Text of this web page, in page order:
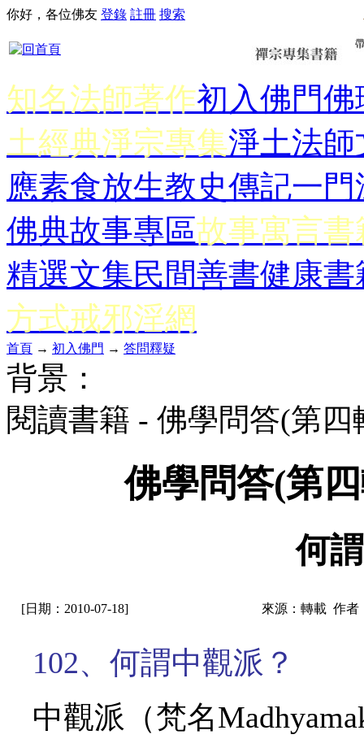
你好，各位佛友 登錄 註冊 搜索
知名法師著作初入佛門佛
土經典淨宗專集淨土法師
應素食放生教史傳記一門
佛典故事專區故事寓言書
精選文集民間善書健康書
方式戒邪淫網
首頁 → 初入佛門 → 答問釋疑
背景：
閱讀書籍 - 佛學問答(第
佛學問答(第
何
[日期：2010-07-18] 來源：轉載 作者
102、何謂中觀派？
中觀派（梵名